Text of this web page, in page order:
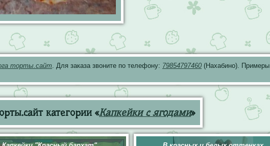
торты.сайт . Для заказа звоните по телефону: 79854797460 (Нахабино). Примеры
категории «Капкейки с ягодами»